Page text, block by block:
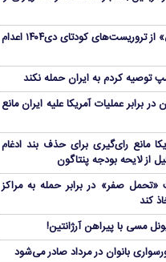
«مهدی خانکی» از تروریست‌های کودتای دی۱۴۰۴ اعدام
توصیه کردم به ایران حمله نکند
در برابر عملیات آمریکا علیه ایران مانع
مانع رای‌گیری برای حذف بند ادغام
از لایحه بودجه پنتاگون
صفر» در برابر حمله به مراکز
کند
مسی با پیراهن آرژانتین!
بانوان در مرداد صادر می‌شود